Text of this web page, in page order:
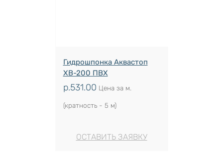
Гидрошпонка Аквастоп
ХВ-200 ПВХ
р.531.00 Цена за м.
(кратность - 5 м)
ОСТАВИТЬ ЗАЯВКУ